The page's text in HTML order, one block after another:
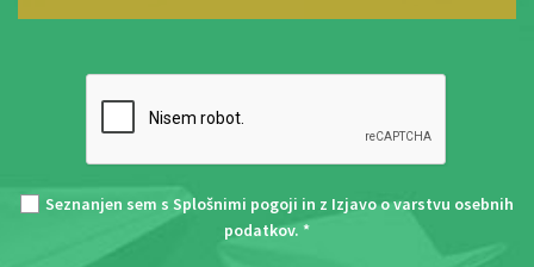
Seznanjen sem s Splošnimi pogoji in z Izjavo o varstvu osebnih
podatkov. *